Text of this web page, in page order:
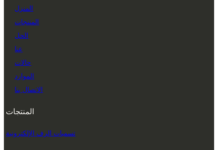
المنزل
المنتجات
الحل
عنا
حالات
الموارد
الاتصال بنا
المنتجات
تسميات الرف الإلكترونية